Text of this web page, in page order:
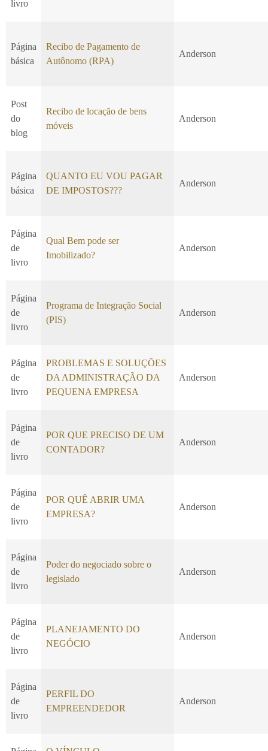
livro
Página
básica
Recibo de Pagamento de
Autônomo (RPA)
Anderson
Post
do
blog
Recibo de locação de bens
móveis
Anderson
Página
básica
QUANTO EU VOU PAGAR
DE IMPOSTOS???
Anderson
Página
de
livro
Qual Bem pode ser
Imobilizado?
Anderson
Página
de
livro
Programa de Integração Social
(PIS)
Anderson
Página
de
livro
PROBLEMAS E SOLUÇÕES
DA ADMINISTRAÇÃO DA
PEQUENA EMPRESA
Anderson
Página
de
livro
POR QUE PRECISO DE UM
CONTADOR?
Anderson
Página
de
livro
POR QUÊ ABRIR UMA
EMPRESA?
Anderson
Página
de
livro
Poder do negociado sobre o
legislado
Anderson
Página
de
livro
PLANEJAMENTO DO
NEGÓCIO
Anderson
Página
de
livro
PERFIL DO
EMPREENDEDOR
Anderson